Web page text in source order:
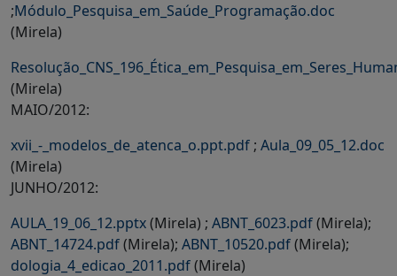
;Módulo_Pesquisa_em_Saúde_Programação.doc
(Mirela)
(Mirela)
MAIO/2012:
xvii_-_modelos_de_atenca_o.ppt.pdf ; Aula_09_05_12.doc
(Mirela)
JUNHO/2012:
AULA_19_06_12.pptx(Mirela) ; ABNT_6023.pdf(Mirela);
ABNT_14724.pdf(Mirela); ABNT_10520.pdf(Mirela);
dologia_4_edicao_2011.pdf(Mirela)